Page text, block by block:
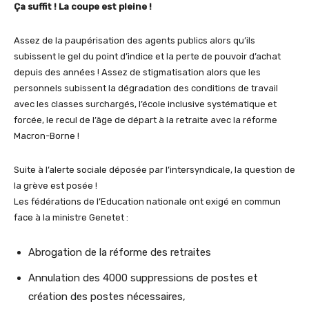
Ça suffit ! La coupe est pleine !
Assez de la paupérisation des agents publics alors qu’ils
subissent le gel du point d’indice et la perte de pouvoir d’achat
depuis des années ! Assez de stigmatisation alors que les
personnels subissent la dégradation des conditions de travail
avec les classes surchargés, l’école inclusive systématique et
forcée, le recul de l’âge de départ à la retraite avec la réforme
Macron-Borne !
Suite à l’alerte sociale déposée par l’intersyndicale, la question de
la grève est posée !
Les fédérations de l’Education nationale ont exigé en commun
face à la ministre Genetet :
Abrogation de la réforme des retraites
Annulation des 4000 suppressions de postes et
création des postes nécessaires,